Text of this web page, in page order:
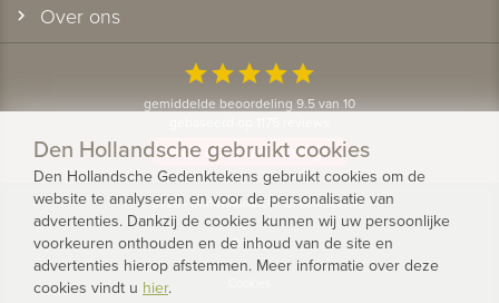
Over ons
starstarstarstarstar
gemiddelde beoordeling 9.5 van 10
Bekijk alle klantervaringen
© 2026 - Den Hollandsche Gedenktekens
Privacy
Den Hollandsche gebruikt cookies
Den Hollandsche Gedenktekens gebruikt cookies om de
website te analyseren en voor de personalisatie van
advertenties. Dankzij de cookies kunnen wij uw persoonlijke
voorkeuren onthouden en de inhoud van de site en
advertenties hierop afstemmen. Meer informatie over deze
cookies vindt u hier.